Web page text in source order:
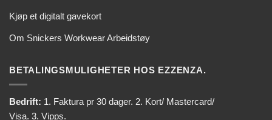
Kjøp et digitalt gavekort
Om Snickers Workwear Arbeidstøy
BETALINGSMULIGHETER HOS EZZENZA.
Bedrift: 1. Faktura pr 30 dager. 2. Kort/ Mastercard/
Visa. 3. Vipps.